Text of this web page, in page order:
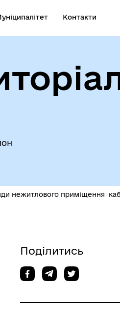
Контакти
нежитлового приміщення
Поділитись